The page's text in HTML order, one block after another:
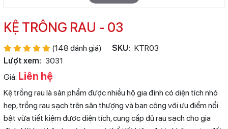
KỆ TRÔNG RAU - 03
(148 đánh giá) SKU: KTR03
Lượt xem: 3031
Giá: Liên hệ
Kệ trồng rau là sản phẩm được nhiều hộ gia đình có diện tích nhỏ
hẹp, trồng rau sạch trên sân thượng và ban công với ưu điểm nổi
bật vừa tiết kiệm được diện tích, cung cấp đủ rau sạch cho gia